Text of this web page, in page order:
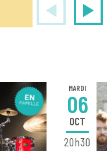
MARDI
06
OCT
20h30